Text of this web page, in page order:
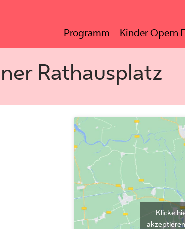
Programm Kinder Opern
Rathausplatz
Klicke